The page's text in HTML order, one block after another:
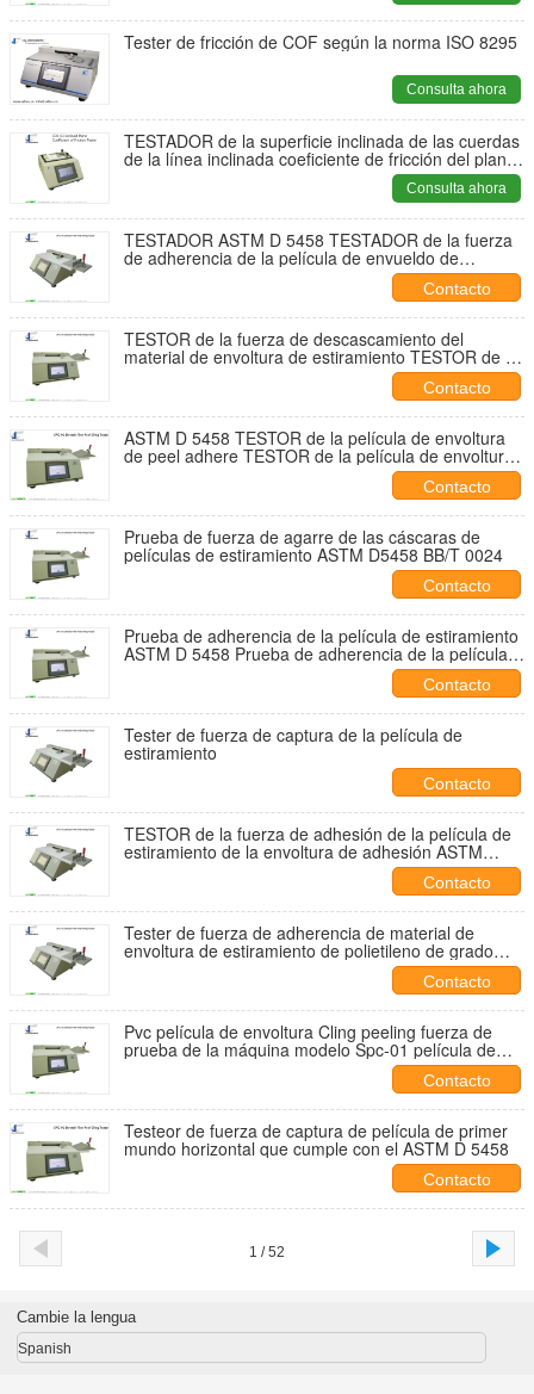
Tester de fricción de COF según la norma ISO 8295
Consulta ahora
TESTADOR de la superficie inclinada de las cuerdas
de la línea inclinada coeficiente de fricción del plano
inclinado TESTADOR de los coeficientes de
deslizamiento del plano inclinado TESTADOR de los
coeficientes de fricción TAPPI T 815
Consulta ahora
TESTADOR ASTM D 5458 TESTADOR de la fuerza
de adherencia de la película de envueldo de
Contacto
TESTOR de la fuerza de descascamiento del
material de envoltura de estiramiento TESTOR de la
fuerza de descascamiento del film de envoltura del
material de envoltura de descascamientoContacto
ASTM D 5458 TESTOR de la película de envoltura
de peel adhere TESTOR de la película de envoltura
de estiramiento TESTOR de la película de envoltura
Contacto
Prueba de fuerza de agarre de las cáscaras de
películas de estiramiento ASTM D5458 BB/T 0024
Contacto
Prueba de adherencia de la película de estiramiento
ASTM D 5458 Prueba de adherencia de la película
de estiramiento BB/T 0024 Prueba de adherencia de
Contacto
Tester de fuerza de captura de la película de
estiramiento
Contacto
TESTOR de la fuerza de adhesión de la película de
estiramiento de la envoltura de adhesión ASTM
Contacto
Tester de fuerza de adherencia de material de
envoltura de estiramiento de polietileno de grado
descascaramiento de película de estiramiento de
polietileno
Contacto
Pvc película de envoltura Cling peeling fuerza de
prueba de la máquina modelo Spc-01 película de
estiramiento de dos capas prueba de fuerza de
Contacto
Testeor de fuerza de captura de película de primer
mundo horizontal que cumple con el ASTM D 5458
Contacto
1 / 52
Cambie la lengua
Spanish